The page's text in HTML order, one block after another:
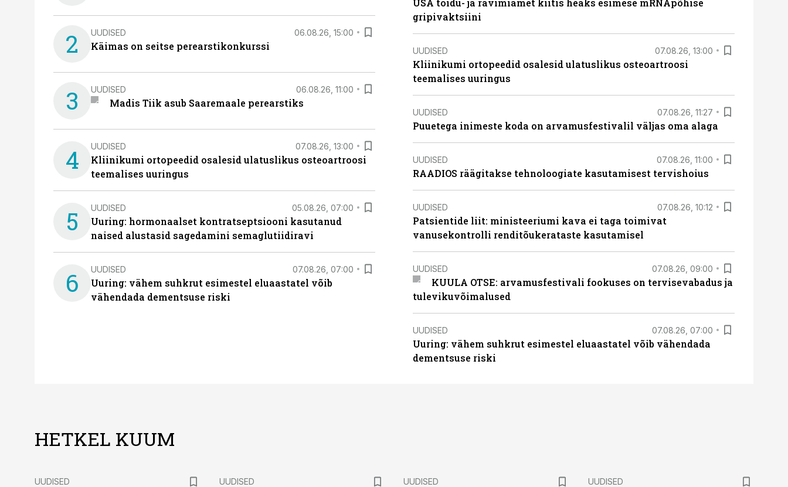
2 UUDISED 06.08.26, 15:00
Käimas on seitse perearstikonkurssi
3 UUDISED 06.08.26, 11:00
Madis Tiik asub Saaremaale perearstiks
4 UUDISED 07.08.26, 13:00
Kliinikumi ortopeedid osalesid ulatuslikus osteoartroosi
teemalises uuringus
5 UUDISED 05.08.26, 07:00
Uuring: hormonaalset kontratseptsiooni kasutanud
naised alustasid sagedamini semaglutiidiravi
6 UUDISED 07.08.26, 07:00
Uuring: vähem suhkrut esimestel eluaastatel võib
vähendada dementsuse riski
USA toidu- ja ravimiamet kiitis heaks esimese mRNApõhise
gripivaktsiini
UUDISED 07.08.26, 13:00
Kliinikumi ortopeedid osalesid ulatuslikus osteoartroosi
teemalises uuringus
UUDISED 07.08.26, 11:27
Puuetega inimeste koda on arvamusfestivalil väljas oma alaga
UUDISED 07.08.26, 11:00
RAADIOS räägitakse tehnoloogiate kasutamisest tervishoius
UUDISED 07.08.26, 10:12
Patsientide liit: ministeeriumi kava ei taga toimivat
vanusekontrolli renditõukerataste kasutamisel
UUDISED 07.08.26, 09:00
KUULA OTSE: arvamusfestivali fookuses on tervisevabadus ja
tulevikuvõimalused
UUDISED 07.08.26, 07:00
Uuring: vähem suhkrut esimestel eluaastatel võib vähendada
dementsuse riski
HETKEL KUUM
UUDISED
UUDISED
UUDISED
UUDISED